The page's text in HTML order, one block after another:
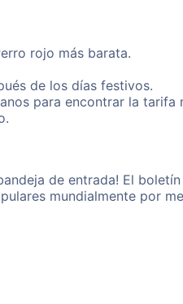
rojo más barata.
de los días festivos.
para encontrar la tarifa
de entrada! El
mundialmente por